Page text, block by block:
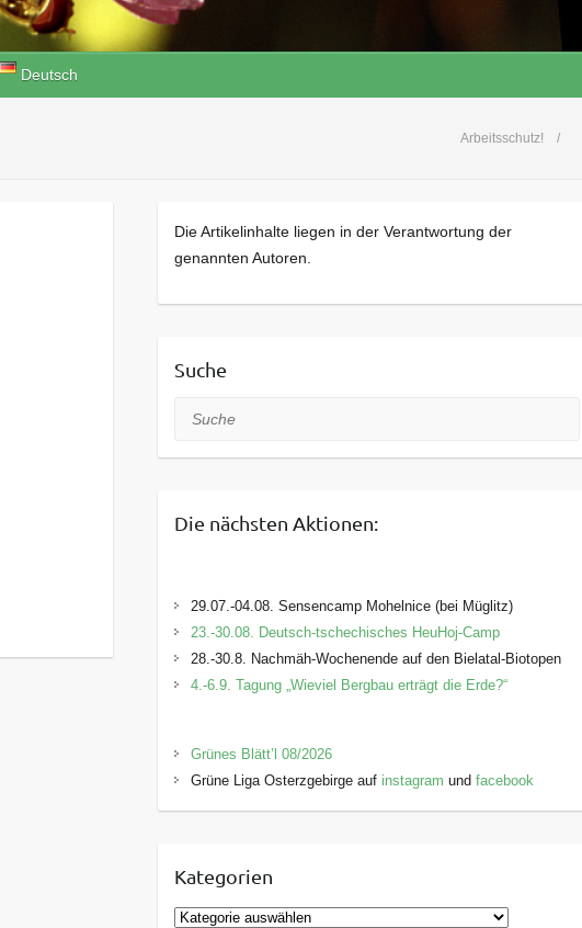
Deutsch
Arbeitsschutz!
Die Artikelinhalte liegen in der Verantwortung der
genannten Autoren.
Suche
Suche
Die nächsten Aktionen:
29.07.-04.08. Sensencamp Mohelnice (bei Müglitz)
23.-30.08. Deutsch-tschechisches HeuHoj-Camp
28.-30.8. Nachmäh-Wochenende auf den Bielatal-Biotopen
4.-6.9. Tagung „Wieviel Bergbau erträgt die Erde?“
Grünes Blätt’l 08/2026
Grüne Liga Osterzgebirge auf instagram und facebook
Kategorien
K